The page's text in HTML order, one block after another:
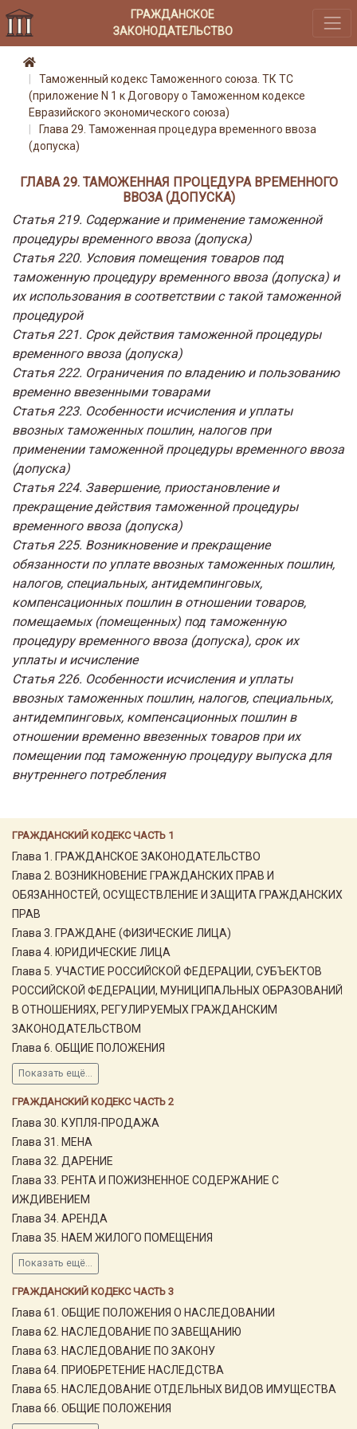
ГРАЖДАНСКОЕ
ЗАКОНОДАТЕЛЬСТВО
ГРАЖДАНСКИЙ КОДЕКС ЧАСТЬ 1
Глава 1. ГРАЖДАНСКОЕ ЗАКОНОДАТЕЛЬСТВО
Глава 2. ВОЗНИКНОВЕНИЕ ГРАЖДАНСКИХ ПРАВ И
ОБЯЗАННОСТЕЙ, ОСУЩЕСТВЛЕНИЕ И ЗАЩИТА ГРАЖДАНСКИХ
ПРАВ
Глава 3. ГРАЖДАНЕ (ФИЗИЧЕСКИЕ ЛИЦА)
Глава 4. ЮРИДИЧЕСКИЕ ЛИЦА
Глава 5. УЧАСТИЕ РОССИЙСКОЙ ФЕДЕРАЦИИ, СУБЪЕКТОВ
РОССИЙСКОЙ ФЕДЕРАЦИИ, МУНИЦИПАЛЬНЫХ ОБРАЗОВАНИЙ
В ОТНОШЕНИЯХ, РЕГУЛИРУЕМЫХ ГРАЖДАНСКИМ
ЗАКОНОДАТЕЛЬСТВОМ
Глава 6. ОБЩИЕ ПОЛОЖЕНИЯ
Показать ещё...
ГРАЖДАНСКИЙ КОДЕКС ЧАСТЬ 2
Глава 30. КУПЛЯ-ПРОДАЖА
Глава 31. МЕНА
Глава 32. ДАРЕНИЕ
Глава 33. РЕНТА И ПОЖИЗНЕННОЕ СОДЕРЖАНИЕ С
ИЖДИВЕНИЕМ
Глава 34. АРЕНДА
Глава 35. НАЕМ ЖИЛОГО ПОМЕЩЕНИЯ
Показать ещё...
ГРАЖДАНСКИЙ КОДЕКС ЧАСТЬ 3
Глава 61. ОБЩИЕ ПОЛОЖЕНИЯ О НАСЛЕДОВАНИИ
Глава 62. НАСЛЕДОВАНИЕ ПО ЗАВЕЩАНИЮ
Глава 63. НАСЛЕДОВАНИЕ ПО ЗАКОНУ
Глава 64. ПРИОБРЕТЕНИЕ НАСЛЕДСТВА
Глава 65. НАСЛЕДОВАНИЕ ОТДЕЛЬНЫХ ВИДОВ ИМУЩЕСТВА
Глава 66. ОБЩИЕ ПОЛОЖЕНИЯ
Таможенный кодекс Таможенного союза. ТК ТС
(приложение N 1 к Договору о Таможенном кодексе
Евразийского экономического союза)
Глава 29. Таможенная процедура временного ввоза
(допуска)
ГЛАВА 29. ТАМОЖЕННАЯ ПРОЦЕДУРА ВРЕМЕННОГО
ВВОЗА (ДОПУСКА)
Статья 219. Содержание и применение таможенной
процедуры временного ввоза (допуска)
Статья 220. Условия помещения товаров под
таможенную процедуру временного ввоза (допуска) и
их использования в соответствии с такой таможенной
процедурой
Статья 221. Срок действия таможенной процедуры
временного ввоза (допуска)
Статья 222. Ограничения по владению и пользованию
временно ввезенными товарами
Статья 223. Особенности исчисления и уплаты
ввозных таможенных пошлин, налогов при
применении таможенной процедуры временного ввоза
(допуска)
Статья 224. Завершение, приостановление и
прекращение действия таможенной процедуры
временного ввоза (допуска)
Статья 225. Возникновение и прекращение
обязанности по уплате ввозных таможенных пошлин,
налогов, специальных, антидемпинговых,
компенсационных пошлин в отношении товаров,
помещаемых (помещенных) под таможенную
процедуру временного ввоза (допуска), срок их
уплаты и исчисление
Статья 226. Особенности исчисления и уплаты
ввозных таможенных пошлин, налогов, специальных,
антидемпинговых, компенсационных пошлин в
отношении временно ввезенных товаров при их
помещении под таможенную процедуру выпуска для
внутреннего потребления